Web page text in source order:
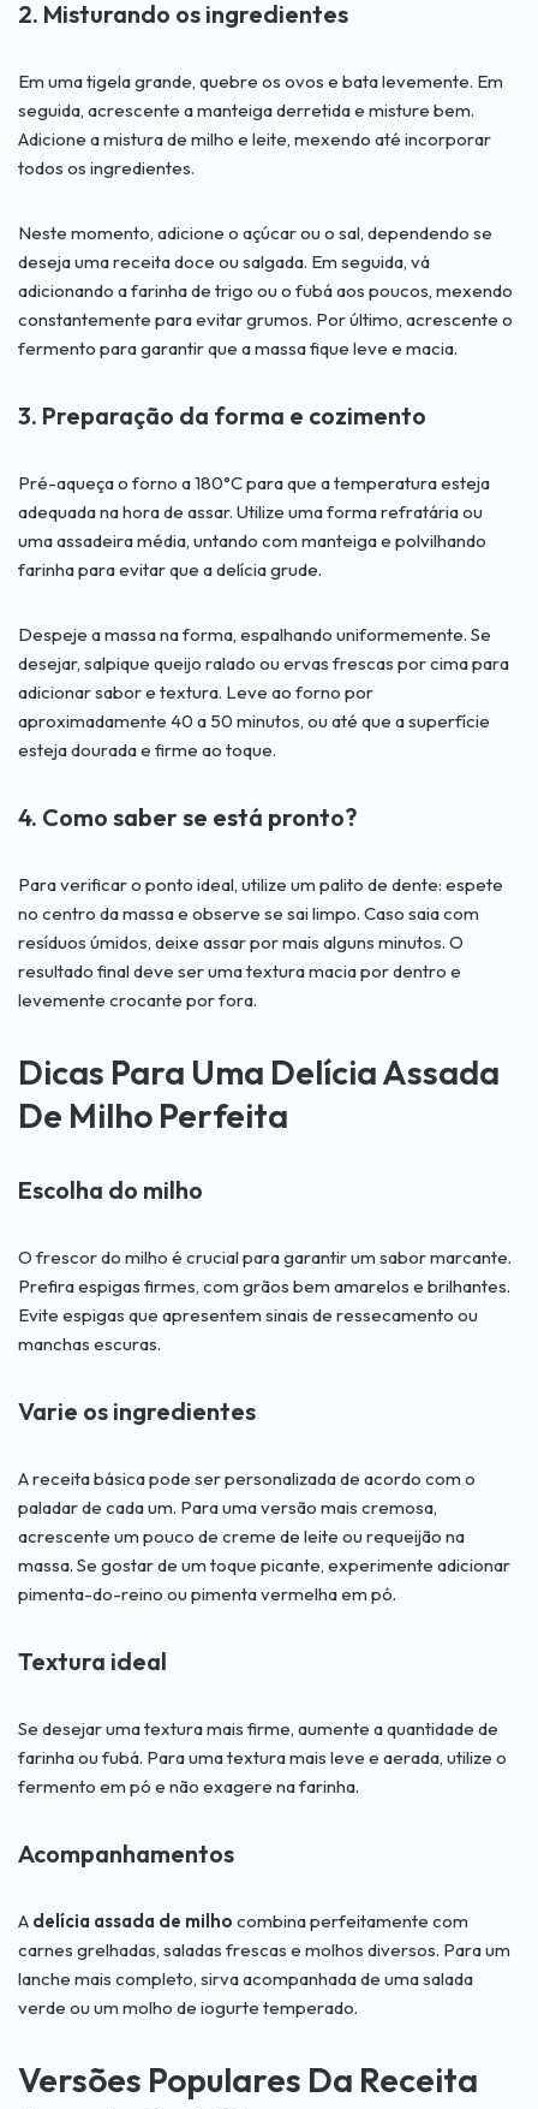
2. Misturando os ingredientes
Em uma tigela grande, quebre os ovos e bata levemente. Em
seguida, acrescente a manteiga derretida e misture bem.
Adicione a mistura de milho e leite, mexendo até incorporar
todos os ingredientes.
Neste momento, adicione o açúcar ou o sal, dependendo se
deseja uma receita doce ou salgada. Em seguida, vá
adicionando a farinha de trigo ou o fubá aos poucos, mexendo
constantemente para evitar grumos. Por último, acrescente o
fermento para garantir que a massa fique leve e macia.
3. Preparação da forma e cozimento
Pré-aqueça o forno a 180°C para que a temperatura esteja
adequada na hora de assar. Utilize uma forma refratária ou
uma assadeira média, untando com manteiga e polvilhando
farinha para evitar que a delícia grude.
Despeje a massa na forma, espalhando uniformemente. Se
desejar, salpique queijo ralado ou ervas frescas por cima para
adicionar sabor e textura. Leve ao forno por
aproximadamente 40 a 50 minutos, ou até que a superfície
esteja dourada e firme ao toque.
4. Como saber se está pronto?
Para verificar o ponto ideal, utilize um palito de dente: espete
no centro da massa e observe se sai limpo. Caso saia com
resíduos úmidos, deixe assar por mais alguns minutos. O
resultado final deve ser uma textura macia por dentro e
levemente crocante por fora.
Dicas Para Uma Delícia Assada
De Milho Perfeita
Escolha do milho
O frescor do milho é crucial para garantir um sabor marcante.
Prefira espigas firmes, com grãos bem amarelos e brilhantes.
Evite espigas que apresentem sinais de ressecamento ou
manchas escuras.
Varie os ingredientes
A receita básica pode ser personalizada de acordo com o
paladar de cada um. Para uma versão mais cremosa,
acrescente um pouco de creme de leite ou requeijão na
massa. Se gostar de um toque picante, experimente adicionar
pimenta-do-reino ou pimenta vermelha em pó.
Textura ideal
Se desejar uma textura mais firme, aumente a quantidade de
farinha ou fubá. Para uma textura mais leve e aerada, utilize o
fermento em pó e não exagere na farinha.
Acompanhamentos
A delícia assada de milho combina perfeitamente com
carnes grelhadas, saladas frescas e molhos diversos. Para um
lanche mais completo, sirva acompanhada de uma salada
verde ou um molho de iogurte temperado.
Versões Populares Da Receita